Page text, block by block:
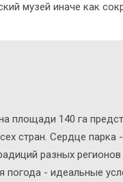
музей иначе как
140 га
стран. Сердце
разных
погода - идеальные